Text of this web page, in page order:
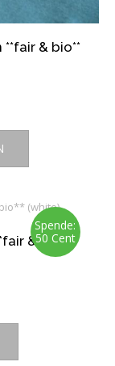
**fair & bio**
Dieses
weist
Varianten
auf.
Die
Optionen
Spende:
50 Cent
& bio**
Dieses
weist